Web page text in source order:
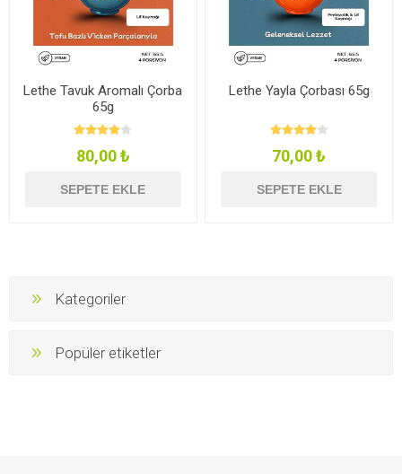
Lethe Tavuk Aromalı Çorba
65g
80,00 ₺
SEPETE EKLE
Lethe Yayla Çorbası 65g
70,00 ₺
SEPETE EKLE
Kategoriler
Popüler etiketler